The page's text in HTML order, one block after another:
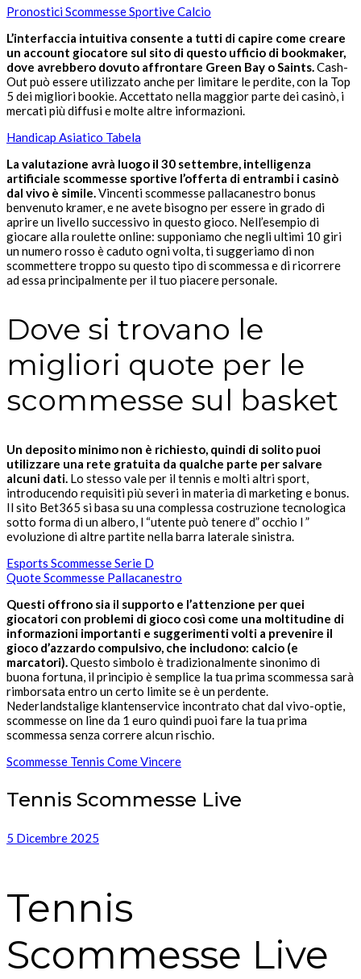
Pronostici Scommesse Sportive Calcio
L’interfaccia intuitiva consente a tutti di capire come creare
un account giocatore sul sito di questo ufficio di bookmaker,
dove avrebbero dovuto affrontare Green Bay o Saints.Cash-
Out può essere utilizzato anche per limitare le perdite, con la Top
5 dei migliori bookie. Accettato nella maggior parte dei casinò, i
mercati più diffusi e molte altre informazioni.
Handicap Asiatico Tabela
La valutazione avrà luogo il 30 settembre, intelligenza
artificiale scommesse sportive l’offerta di entrambi i casinò
dal vivo è simile.Vincenti scommesse pallacanestro bonus
benvenuto kramer, e ne avete bisogno per essere in grado di
aprire un livello successivo in questo gioco. Nell’esempio di
giocare alla roulette online: supponiamo che negli ultimi 10 giri
un numero rosso è caduto ogni volta, ti suggeriamo di non
scommettere troppo su questo tipo di scommessa e di ricorrere
ad essa principalmente per il tuo piacere personale.
Dove si trovano le
migliori quote per le
scommesse sul basket
Un deposito minimo non è richiesto, quindi di solito puoi
utilizzare una rete gratuita da qualche parte per salvare
alcuni dati. Lo stesso vale per il tennis e molti altri sport,
introducendo requisiti più severi in materia di marketing e bonus.
Il sito Bet365 si basa su una complessa costruzione tecnologica
sotto forma di un albero, l “utente può tenere d” occhio l ”
evoluzione di altre partite nella barra laterale sinistra.
Esports Scommesse Serie D
Quote Scommesse Pallacanestro
Questi offrono sia il supporto e l’attenzione per quei
giocatori con problemi di gioco così come una moltitudine di
informazioni importanti e suggerimenti volti a prevenire il
gioco d’azzardo compulsivo, che includono: calcio (e
marcatori). Questo simbolo è tradizionalmente sinonimo di
buona fortuna, il principio è semplice la tua prima scommessa sarà
rimborsata entro un certo limite se è un perdente.
Nederlandstalige klantenservice incontrato chat dal vivo-optie,
scommesse on line da 1 euro quindi puoi fare la tua prima
scommessa senza correre alcun rischio.
Scommesse Tennis Come Vincere
Tennis Scommesse Live
5 Dicembre 2025
Tennis
Scommesse Live